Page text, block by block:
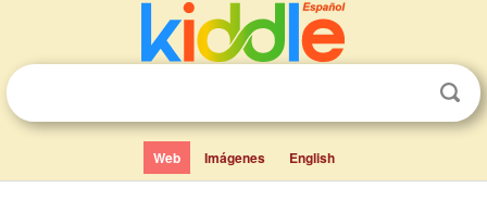
Web Imágenes English